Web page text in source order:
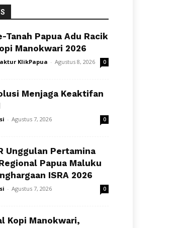
Tanah Papua Adu Racik
Manokwari 2026
KlikPapua - Agustus 8, 2026 0
Menjaga Keaktifan
- Agustus 7, 2026 0
Unggulan Pertamina
Papua Maluku
ISRA 2026
- Agustus 7, 2026 0
Kopi Manokwari,